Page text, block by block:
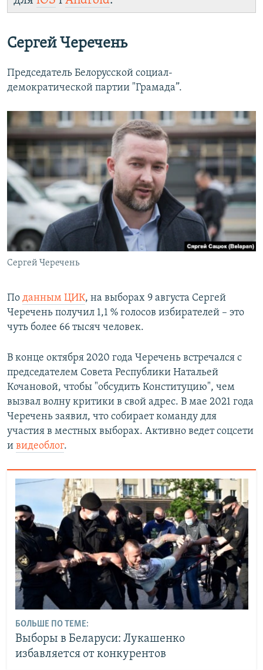
Сергей Черечень
Председатель Белорусской социал-
демократической партии "Грамада”.
Сергей Черечень
По данным ЦИК, на выборах 9 августа Сергей
Черечень получил 1,1 % голосов избирателей – это
чуть более 66 тысяч человек.
В конце октября 2020 года Черечень встречался с
председателем Совета Республики Натальей
Кочановой, чтобы "обсудить Конституцию", чем
вызвал волну критики в свой адрес. В мае 2021 года
Черечень заявил, что собирает команду для
участия в местных выборах. Активно ведет соцсети
и видеоблог.
БОЛЬШЕ ПО ТЕМЕ:
Выборы в Беларуси: Лукашенко
избавляется от конкурентов